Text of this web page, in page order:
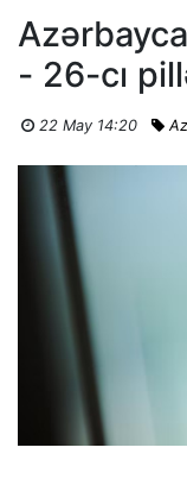
- 26-cı
22 May 14:20